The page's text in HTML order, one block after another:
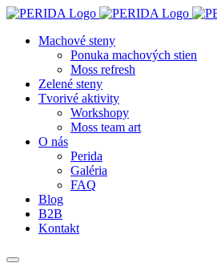
Machové steny
Ponuka machových stien
Moss refresh
Zelené steny
Tvorivé aktivity
Workshopy
Moss team art
O nás
Perida
Galéria
FAQ
Blog
B2B
Kontakt